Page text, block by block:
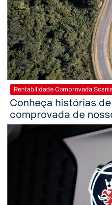
Rentabilidade Comprovada
Conheça histórias
comprovada de